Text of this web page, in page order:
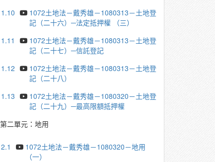
1.10
1072土地法－戴秀雄－1080313－土地登
記（二十六）─法定抵押權 （三）
1.11
1072土地法－戴秀雄－1080313－土地登
記（二十七）─信託登記
1.12
1072土地法－戴秀雄－1080313－土地登
記（二十八）
1.13
1072土地法－戴秀雄－1080320－土地登
記（二十九）─最高限額抵押權
第二單元：地用
2.1
1072土地法－戴秀雄－1080320－地用
（一）